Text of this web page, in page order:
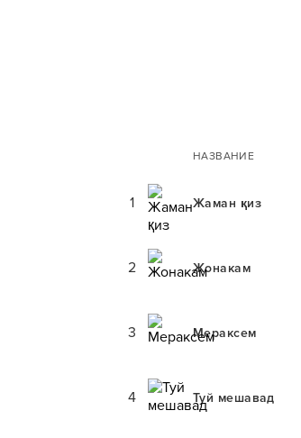
НАЗВАНИЕ
1 Жаман қиз
2 Жонакам
3 Мераксем
4 Туй мешавад